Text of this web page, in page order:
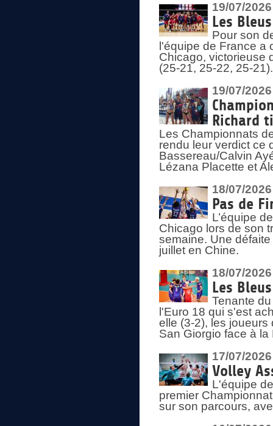
19/07/2026
Les
Pour son
l'équipe de France a
Chicago, victorieuse
(25-21, 25-22, 25-
19/07/2026
Richard
Les Championnats
rendu leur verdict ce
Bassereau/Calvin
Lézana Placette et
18/07/2026
Pas de
L’équipe
Chicago lors de son
semaine. Une
juillet en Chine.
18/07/2026
Les
Tenante
l'Euro 18 qui s'est
elle (3-2), les
San Giorgio face à la
17/07/2026
Volley
L'équipe
premier
sur son parcours,